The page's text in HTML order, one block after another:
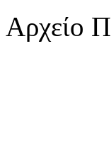
Αρχείο